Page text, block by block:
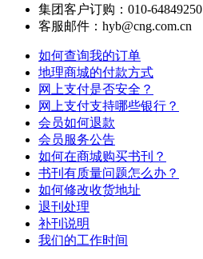
集团客户订购：010-64849250
客服邮件：hyb@cng.com.cn
如何查询我的订单
地理商城的付款方式
网上支付是否安全？
网上支付支持哪些银行？
会员如何退款
会员服务公告
如何在商城购买书刊？
书刊有质量问题怎么办？
如何修改收货地址
退刊处理
补刊说明
我们的工作时间